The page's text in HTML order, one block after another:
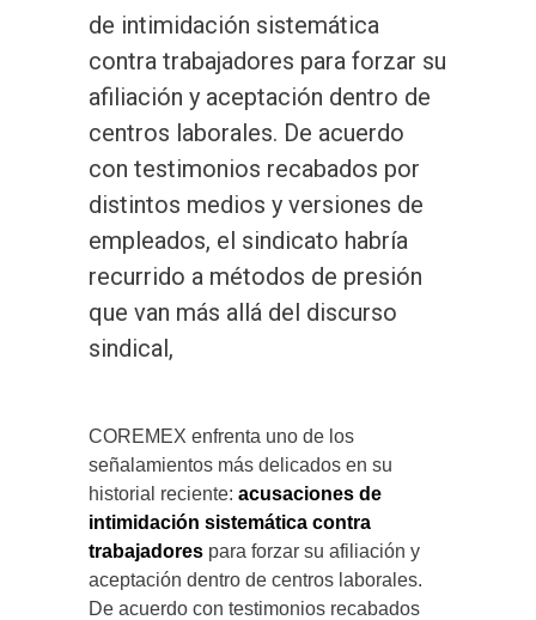
de intimidación sistemática
contra trabajadores para forzar su
afiliación y aceptación dentro de
centros laborales. De acuerdo
con testimonios recabados por
distintos medios y versiones de
empleados, el sindicato habría
recurrido a métodos de presión
que van más allá del discurso
sindical,
COREMEX enfrenta uno de los
señalamientos más delicados en su
historial reciente: acusaciones de
intimidación sistemática contra
trabajadores para forzar su afiliación y
aceptación dentro de centros laborales.
De acuerdo con testimonios recabados